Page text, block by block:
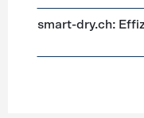
smart-dry.ch: